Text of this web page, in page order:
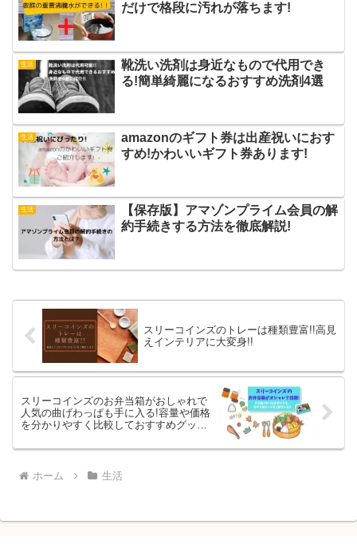
だけで格段に汚れが落ちます!
生活
靴洗い洗剤は身近なもので代用でき
る!簡単綺麗になるおすすめ洗剤4選
生活
amazonのギフト券は出産祝いにおす
すめ!かわいいギフト券あります!
生活
【保存版】アマゾンプライム会員の解
約手続きする方法を徹底解説!
スリーコインズのトレーは種類豊富!!高見
えインテリアに大変身!!
スリーコインズのお弁当箱がおしゃれで
人気の曲げわっぱも手に入る!容量や価格
を分かりやすく比較しておすすめグッズ
ホーム 生活